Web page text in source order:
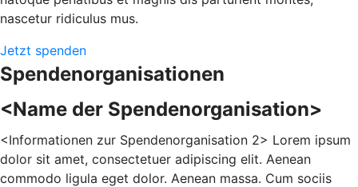
nascetur ridiculus mus.
Jetzt spenden
Spendenorganisationen
<Name der Spendenorganisation>
<Informationen zur Spendenorganisation 2> Lorem ipsum
dolor sit amet, consectetuer adipiscing elit. Aenean
commodo ligula eget dolor. Aenean massa. Cum sociis